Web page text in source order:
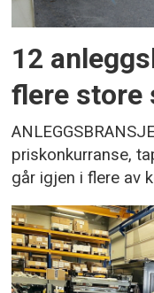
12
flere store
priskonkurranse,
går igjen i flere av